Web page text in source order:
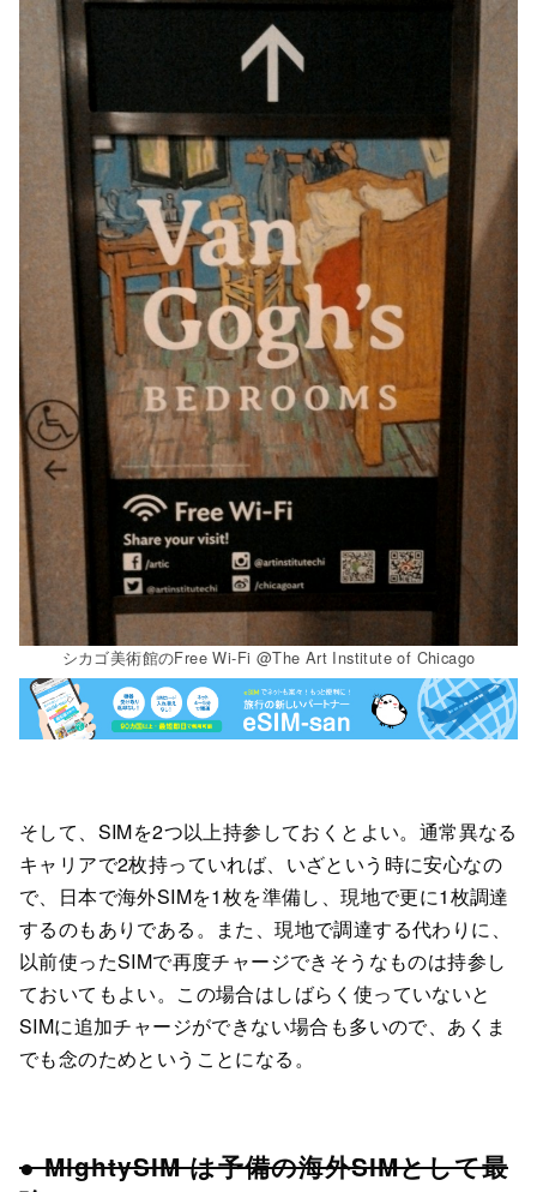
シカゴ美術館のFree Wi-Fi @The Art Institute of Chicago
そして、SIMを2つ以上持参しておくとよい。通常異なる
キャリアで2枚持っていれば、いざという時に安心なの
で、日本で海外SIMを1枚を準備し、現地で更に1枚調達
するのもありである。また、現地で調達する代わりに、
以前使ったSIMで再度チャージできそうなものは持参し
ておいてもよい。この場合はしばらく使っていないと
SIMに追加チャージができない場合も多いので、あくま
でも念のためということになる。
● MightySIM は予備の海外SIMとして最